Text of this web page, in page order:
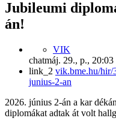
Jubileumi
án!
VIK
chatmáj. 29., p., 20:03
link_2 vik.bme.hu/hir/
junius-2-an
2026. június 2-án a kar
diplomákat adtak át volt